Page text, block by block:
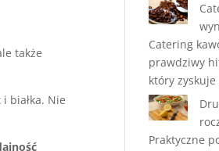
także
białka. Nie
Catering
prawdziwy
który
Praktyczne